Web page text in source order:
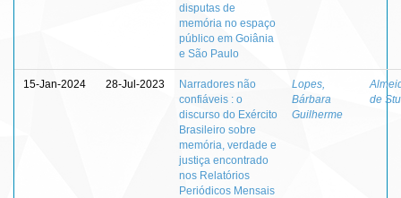
disputas de
memória no espaço
público em Goiânia
e São Paulo
15-Jan-2024 28-Jul-2023
Narradores não
confiáveis : o
discurso do Exército
Brasileiro sobre
memória, verdade e
justiça encontrado
nos Relatórios
Periódicos Mensais
Lopes,
Bárbara
Guilherme
de